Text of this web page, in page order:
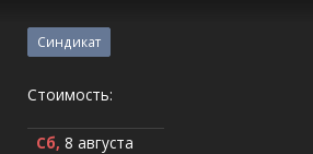
Синдикат
Стоимость:
Сб, 8 августа